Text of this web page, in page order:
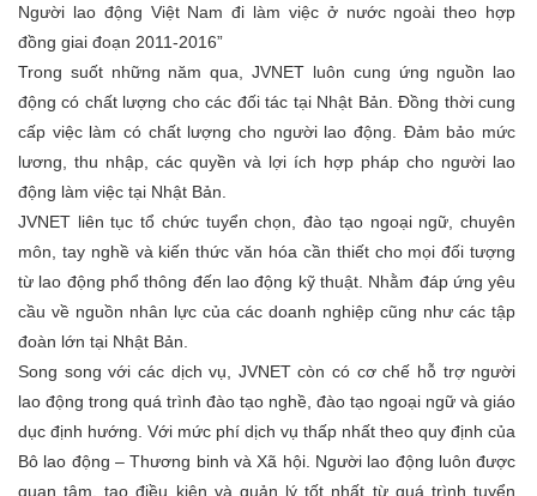
Người lao động Việt Nam đi làm việc ở nước ngoài theo hợp
đồng giai đoạn 2011-2016”
Trong suốt những năm qua, JVNET luôn cung ứng nguồn lao
động có chất lượng cho các đối tác tại Nhật Bản. Đồng thời cung
cấp việc làm có chất lượng cho người lao động. Đảm bảo mức
lương, thu nhập, các quyền và lợi ích hợp pháp cho người lao
động làm việc tại Nhật Bản.
JVNET liên tục tổ chức tuyển chọn, đào tạo ngoại ngữ, chuyên
môn, tay nghề và kiến thức văn hóa cần thiết cho mọi đối tượng
từ lao động phổ thông đến lao động kỹ thuật. Nhằm đáp ứng yêu
cầu về nguồn nhân lực của các doanh nghiệp cũng như các tập
đoàn lớn tại Nhật Bản.
Song song với các dịch vụ, JVNET còn có cơ chế hỗ trợ người
lao động trong quá trình đào tạo nghề, đào tạo ngoại ngữ và giáo
dục định hướng. Với mức phí dịch vụ thấp nhất theo quy định của
Bô lao động – Thương binh và Xã hội. Người lao động luôn được
quan tâm, tạo điều kiện và quản lý tốt nhất từ quá trình tuyển